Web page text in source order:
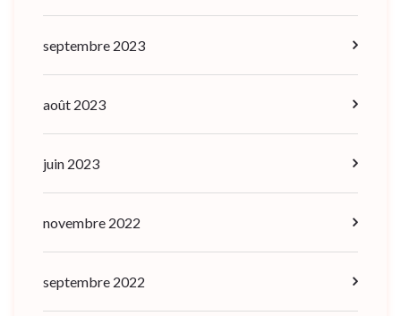
septembre 2023
août 2023
juin 2023
novembre 2022
septembre 2022